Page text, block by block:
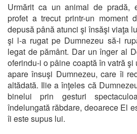
Urmărit ca un animal de pradă,
profet a trecut printr-un moment
depusă până atunci şi însăşi viaţa
şi l-a rugat pe Dumnezeu să-i
legat de pământ. Dar un înger al
oferindu-i o pâine coaptă în vatră
apare însuşi Dumnezeu, care îi
altădată. Ilie a înţeles că
binelui prin gesturi
îndelungată răbdare, deoarece El
îi este supus lui.